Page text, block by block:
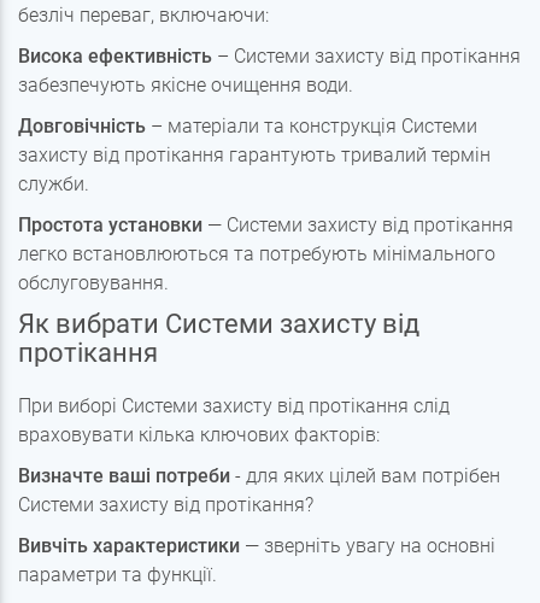
безліч переваг, включаючи:
Висока ефективність – Системи захисту від протікання
забезпечують якісне очищення води.
Довговічність – матеріали та конструкція Системи
захисту від протікання гарантують тривалий термін
служби.
Простота установки — Системи захисту від протікання
легко встановлюються та потребують мінімального
обслуговування.
Як вибрати Системи захисту від
протікання
При виборі Системи захисту від протікання слід
враховувати кілька ключових факторів:
Визначте ваші потреби - для яких цілей вам потрібен
Системи захисту від протікання?
Вивчіть характеристики — зверніть увагу на основні
параметри та функції.